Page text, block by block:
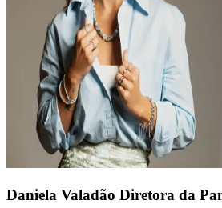
Daniela Valadão Diretora da